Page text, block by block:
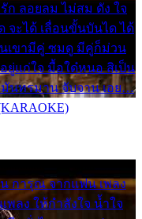
ก ลอยลม ไม่สม ดัง ใจ
จะได้ เลื่อนขั้นบันได ได้
นเขามีคู่ ซมดู มีคู่ก็ม่วน
ยู่แก่ใจ มื้อใด๋หนอ สิเป็น
มันทรมาน จับจาน เอย…
การุณ จากแฟน เพลง
พลง ให้กำลังใจ น้ำใจ